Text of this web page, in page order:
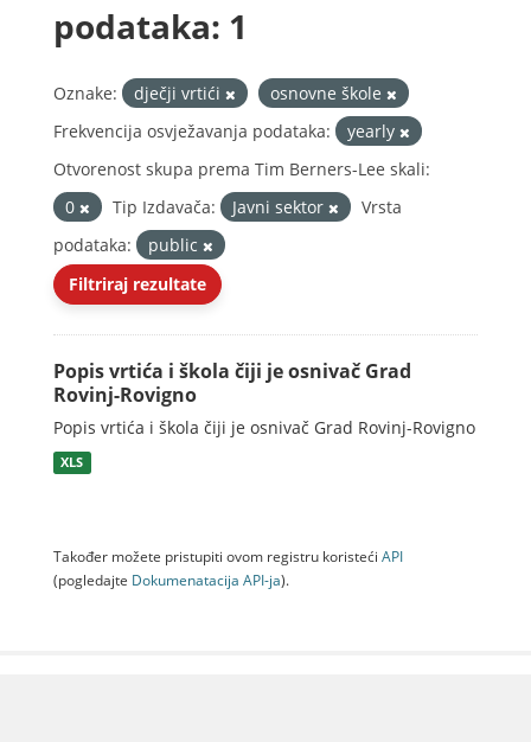
podataka: 1
Oznake: dječji vrtići
osnovne škole
Frekvencija osvježavanja podataka:
yearly
Otvorenost skupa prema Tim Berners-Lee skali:
0
Tip Izdavača: Javni sektor
Vrsta
podataka:
public
Filtriraj rezultate
Popis vrtića i škola čiji je osnivač Grad
Rovinj-Rovigno
Popis vrtića i škola čiji je osnivač Grad Rovinj-Rovigno
XLS
Također možete pristupiti ovom registru koristeći API
(pogledajte Dokumenаtаcijа API-jа).